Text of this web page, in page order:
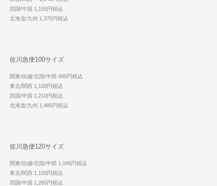
四国/中国 1,155円税込
北海道/九州 1,375円税込
佐川急便100サイズ
関東/信越/北陸/中部 990円税込
東北/関西 1,100円税込
四国/中国 1,210円税込
北海道/九州 1,485円税込
佐川急便120サイズ
関東/信越/北陸/中部 1,045円税込
東北/関西 1,155円税込
四国/中国 1,265円税込